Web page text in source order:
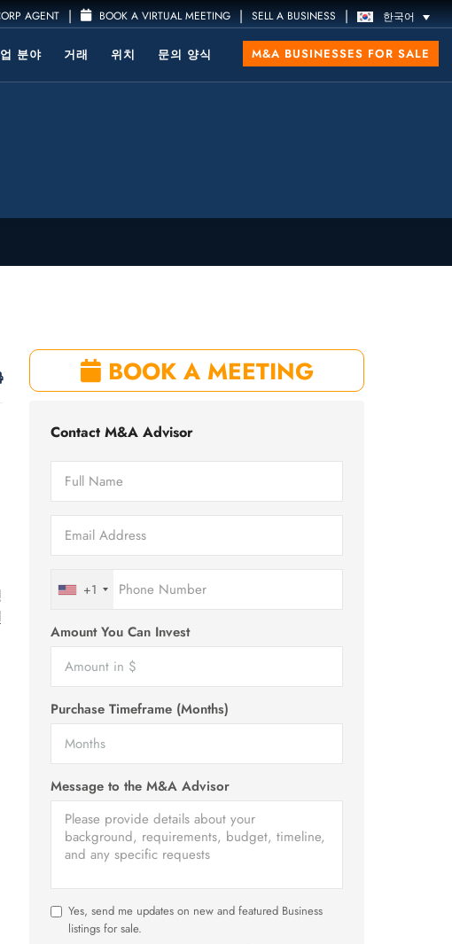
AGENT | BOOK A VIRTUAL MEETING | SELL A BUSINESS | 한국어
분야 거래 위치 문의 양식 M&A BUSINESSES FOR SALE
BOOK A MEETING
Contact M&A Advisor
+1
Amount You Can Invest
Purchase Timeframe (Months)
Message to the M&A Advisor
Yes, send me updates on new and featured Business
listings for sale.